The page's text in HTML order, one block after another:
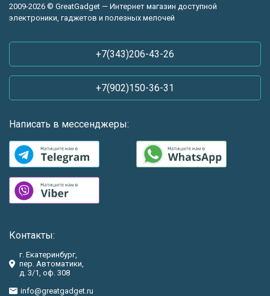
2009-2026 © GreatGadget — Интернет магазин доступной
электроники, гаджетов и полезных мелочей
+7(343)206-43-26
+7(902)150-36-31
Написать в мессенджеры:
Контакты:
г. Екатеринбург,
пер. Автоматики,
д. 3/1, оф. 308
info@greatgadget.ru